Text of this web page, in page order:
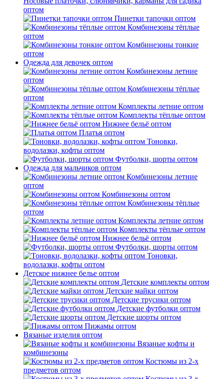
оптом
Пинетки тапочки оптом
Комбинезоны тёплые
оптом
Комбинезоны тонкие
оптом
Одежда для девочек оптом
Комбинезоны летние
оптом
Комбинезоны тёплые
оптом
Комплекты летние оптом
Комплекты тёплые оптом
Нижнее бельё оптом
Платья оптом
Тоновки,
водолазки, кофты оптом
Футболки, шорты оптом
Одежда для мальчиков оптом
Комбинезоны летние
оптом
Комбинезоны оптом
Комбинезоны тёплые
оптом
Комплекты летние оптом
Комплекты тёплые оптом
Нижнее бельё оптом
Футболки, шорты оптом
Тоновки,
водолазки, кофты оптом
Детское нижнее белье оптом
Детские комплекты оптом
Детские майки оптом
Детские трусики оптом
Детские футболки оптом
Детские шорты оптом
Пижамы оптом
Вязаные изделия оптом
Вязаные кофты и
комбинезоны
Костюмы из 2-х
предметов оптом